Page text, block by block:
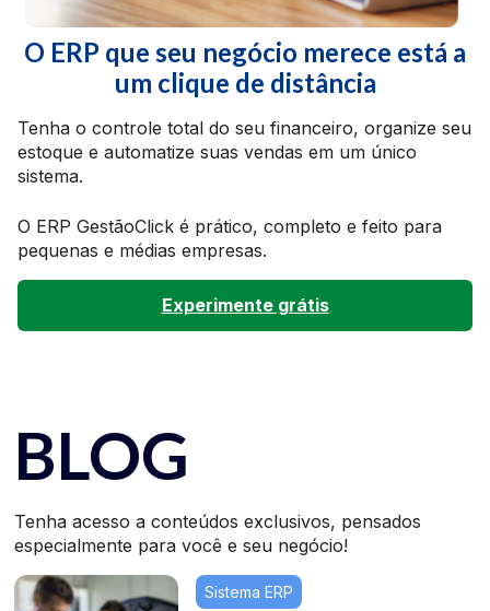
O ERP que seu negócio merece está a
um clique de distância
Tenha o controle total do seu financeiro, organize seu
estoque e automatize suas vendas em um único
sistema.
O ERP GestãoClick é prático, completo e feito para
pequenas e médias empresas.
Experimente grátis
BLOG
Tenha acesso a conteúdos exclusivos, pensados
especialmente para você e seu negócio!
Sistema ERP